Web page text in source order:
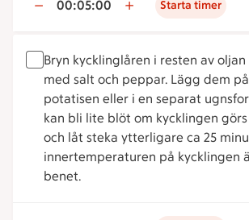
00:05:00 Starta timer
Bryn kycklinglåren i resten av
med salt och peppar. Lägg dem
potatisen eller i en separat
kan bli lite blöt om kycklingen
och låt steka ytterligare ca 25
innertemperaturen på kycklingen
benet.